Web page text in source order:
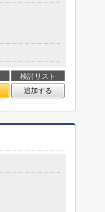
検討リスト
追加する